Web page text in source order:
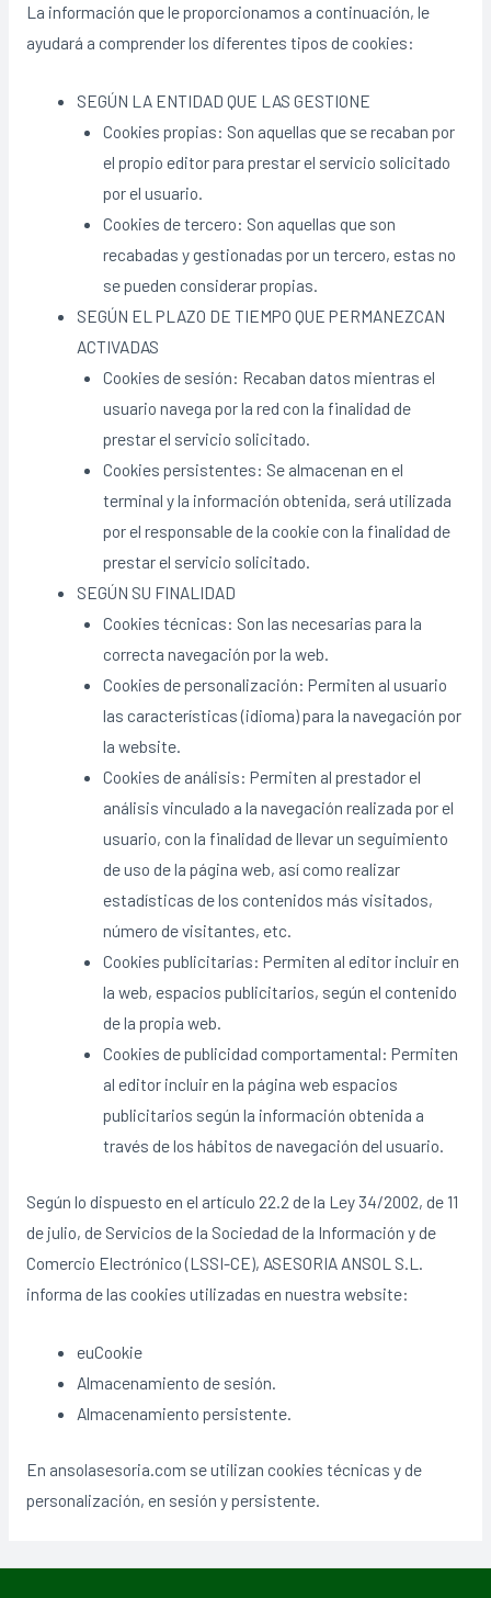
La información que le proporcionamos a continuación, le
ayudará a comprender los diferentes tipos de cookies:
SEGÚN LA ENTIDAD QUE LAS GESTIONE
Cookies propias: Son aquellas que se recaban por
el propio editor para prestar el servicio solicitado
por el usuario.
Cookies de tercero: Son aquellas que son
recabadas y gestionadas por un tercero, estas no
se pueden considerar propias.
SEGÚN EL PLAZO DE TIEMPO QUE PERMANEZCAN
ACTIVADAS
Cookies de sesión: Recaban datos mientras el
usuario navega por la red con la finalidad de
prestar el servicio solicitado.
Cookies persistentes: Se almacenan en el
terminal y la información obtenida, será utilizada
por el responsable de la cookie con la finalidad de
prestar el servicio solicitado.
SEGÚN SU FINALIDAD
Cookies técnicas: Son las necesarias para la
correcta navegación por la web.
Cookies de personalización: Permiten al usuario
las características (idioma) para la navegación por
la website.
Cookies de análisis: Permiten al prestador el
análisis vinculado a la navegación realizada por el
usuario, con la finalidad de llevar un seguimiento
de uso de la página web, así como realizar
estadísticas de los contenidos más visitados,
número de visitantes, etc.
Cookies publicitarias: Permiten al editor incluir en
la web, espacios publicitarios, según el contenido
de la propia web.
Cookies de publicidad comportamental: Permiten
al editor incluir en la página web espacios
publicitarios según la información obtenida a
través de los hábitos de navegación del usuario.
Según lo dispuesto en el artículo 22.2 de la Ley 34/2002, de 11
de julio, de Servicios de la Sociedad de la Información y de
Comercio Electrónico (LSSI-CE), ASESORIA ANSOL S.L.
informa de las cookies utilizadas en nuestra website:
euCookie
Almacenamiento de sesión.
Almacenamiento persistente.
En ansolasesoria.com se utilizan cookies técnicas y de
personalización, en sesión y persistente.